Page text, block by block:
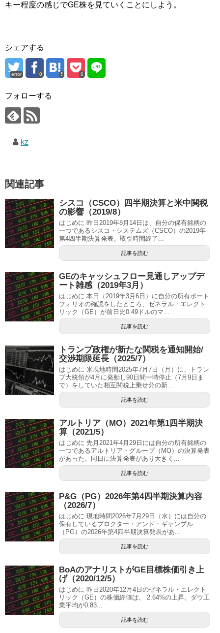
キー程度の感じでGE株を見ていくことにしよう。
シェアする
error 0 0
フォローする
kz
関連記事
シスコ（CSCO）四半期決算と米中関税
の影響（2019/8）
はじめに 昨日2019年8月14日は、自分の保有銘柄の
一つであるシスコ・システムズ（CSCO）の2019年
第4四半期決算発表。取引時間終了...
記事を読む
GEのキャッシュフロー見通しアップデ
ート雑感（2019年3月）
はじめに 本日（2019年3月6日）に自分の所有ポート
フォリオの確認をしたところ、ゼネラル・エレクト
リック（GE）が前日比0.49ドルのマ...
記事を読む
トランプ政権が新たな関税を通知開始/
交渉期限延長（2025/7）
はじめに 米現地時間2025年7月7日（月）に、トラン
プ大統領が4月に発動し90日間一時停止（7月9日ま
で）をしていた相互関税上乗せ分の新...
記事を読む
アルトリア（MO）2021年第1四半期決
算（2021/5）
はじめに 先月2021年4月29日には自分の所有銘柄の
一つであるアルトリア・グループ（MO）の決算発表
があった。同日に決算発表があり大きく...
記事を読む
P&G（PG）2026年第4四半期決算内容
（2026/7）
はじめに 現地時間2026年7月29日（水）には自分の
保有しているプロクター・アンド・ギャンブル
（PG）の2026年第4四半期決算発表があ...
記事を読む
BoAのアナリストがGE目標株価引き上
げ（2020/12/5）
はじめに 昨日2020年12月4日のゼネラル・エレクト
リック（GE）の株価終値は、 2.64%の上昇。ダウ工
業平均が0.83...
記事を読む